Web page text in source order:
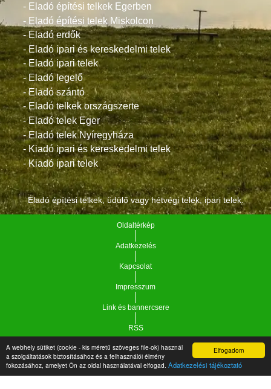
Elfogadom
A webhely sütiket (cookie - kis méretű szöveges file-ok) használ
a szolgáltatások biztosításához és a felhasználói élmény
fokozásához, amelyet Ön az oldal használatával elfogad. Adatkezelési tájékoztató
- Eladó építési telkek Egerben
- Eladó építési telek Miskolcon
- Eladó erdők
- Eladó ipari és kereskedelmi telek
- Eladó ipari telek
- Eladó legelő
- Eladó szántó
- Eladó telkek országszerte
- Eladó telek Eger
- Eladó telek Nyíregyháza
- Kiadó ipari és kereskedelmi telek
- Kiadó ipari telek
Eladó építési telkek, üdülő vagy hétvégi telek, ipari telek.
Oldaltérkép
Adatkezelés
Kapcsolat
Impresszum
Link és bannercsere
RSS
Copyright © 2021.Vár-Köz Kft. - Ingatlan nyilvántartó, ügyviteli és
adminisztrációs szoftver